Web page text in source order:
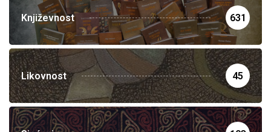
Književnost 631
Likovnost 45